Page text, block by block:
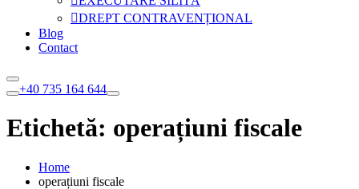
DREPT CONTRAVENȚIONAL
Blog
Contact
+40 735 164 644
Etichetă: operațiuni fiscale
Home
operațiuni fiscale